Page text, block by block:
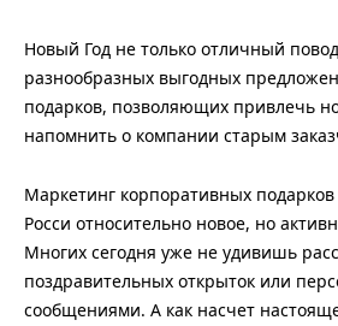
Новый Год не только отличный
разнообразных выгодных
подарков, позволяющих привлечь
напомнить о компании старым
Маркетинг корпоративных
Росси относительно новое, но
Многих сегодня уже не удивишь
поздравительных открыток или
сообщениями. А как насчет